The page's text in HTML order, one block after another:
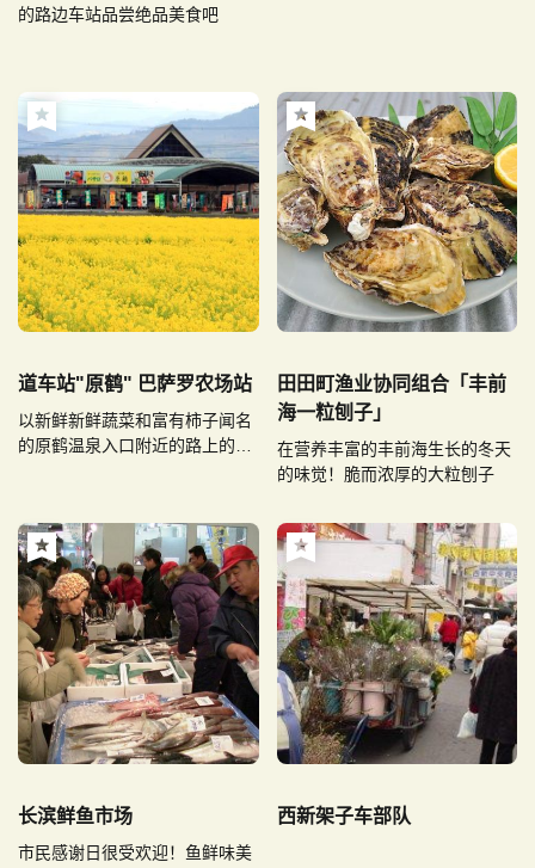
的路边车站品尝绝品美食吧
道车站"原鹤" 巴萨罗农场站
以新鲜新鲜蔬菜和富有柿子闻名
的原鹤温泉入口附近的路上的车
田田町渔业协同组合「丰前
海一粒刨子」
在营养丰富的丰前海生长的冬天
的味觉！脆而浓厚的大粒刨子
长滨鲜鱼市场
市民感谢日很受欢迎！鱼鲜味美
西新架子车部队